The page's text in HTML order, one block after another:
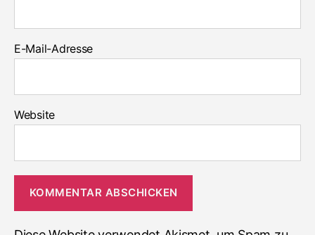
E-Mail-Adresse
Website